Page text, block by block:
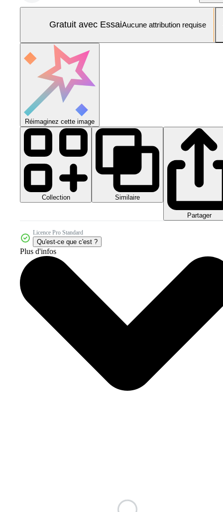
Gratuit avec EssaiAucune attribution requise
Réimaginez cette image
Collection Similaire
Partager
Licence Pro Standard
Qu'est-ce que c'est ?
Plus d'infos